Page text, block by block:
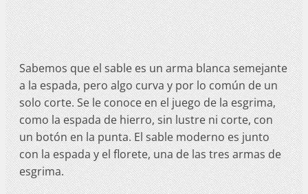
Sabemos que el sable es un arma blanca semejante
a la espada, pero algo curva y por lo común de un
solo corte. Se le conoce en el juego de la esgrima,
como la espada de hierro, sin lustre ni corte, con
un botón en la punta. El sable moderno es junto
con la espada y el florete, una de las tres armas de
esgrima.